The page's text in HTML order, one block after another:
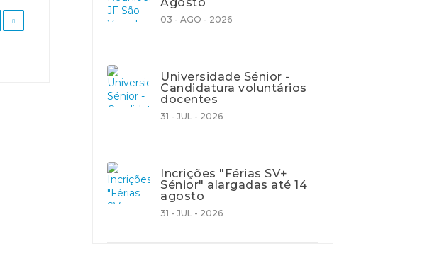
03 - AGO - 2026
Universidade Sénior -
Candidatura voluntários
docentes
31 - JUL - 2026
Incrições "Férias SV+
Sénior" alargadas até 14
agosto
31 - JUL - 2026